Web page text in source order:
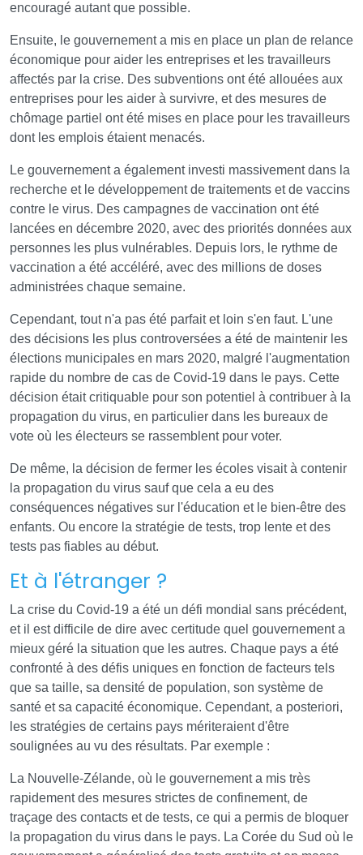
encouragé autant que possible.
Ensuite, le gouvernement a mis en place un plan de relance
économique pour aider les entreprises et les travailleurs
affectés par la crise. Des subventions ont été allouées aux
entreprises pour les aider à survivre, et des mesures de
chômage partiel ont été mises en place pour les travailleurs
dont les emplois étaient menacés.
Le gouvernement a également investi massivement dans la
recherche et le développement de traitements et de vaccins
contre le virus. Des campagnes de vaccination ont été
lancées en décembre 2020, avec des priorités données aux
personnes les plus vulnérables. Depuis lors, le rythme de
vaccination a été accéléré, avec des millions de doses
administrées chaque semaine.
Cependant, tout n'a pas été parfait et loin s'en faut. L'une
des décisions les plus controversées a été de maintenir les
élections municipales en mars 2020, malgré l'augmentation
rapide du nombre de cas de Covid-19 dans le pays. Cette
décision était critiquable pour son potentiel à contribuer à la
propagation du virus, en particulier dans les bureaux de
vote où les électeurs se rassemblent pour voter.
De même, la décision de fermer les écoles visait à contenir
la propagation du virus sauf que cela a eu des
conséquences négatives sur l'éducation et le bien-être des
enfants. Ou encore la stratégie de tests, trop lente et des
tests pas fiables au début.
Et à l'étranger ?
La crise du Covid-19 a été un défi mondial sans précédent,
et il est difficile de dire avec certitude quel gouvernement a
mieux géré la situation que les autres. Chaque pays a été
confronté à des défis uniques en fonction de facteurs tels
que sa taille, sa densité de population, son système de
santé et sa capacité économique. Cependant, a posteriori,
les stratégies de certains pays mériteraient d'être
soulignées au vu des résultats. Par exemple :
La Nouvelle-Zélande, où le gouvernement a mis très
rapidement des mesures strictes de confinement, de
traçage des contacts et de tests, ce qui a permis de bloquer
la propagation du virus dans le pays. La Corée du Sud où le